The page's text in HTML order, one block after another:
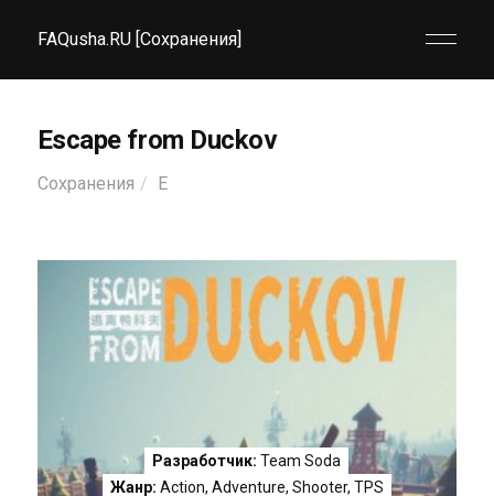
FAQusha.RU [Сохранения]
Escape from Duckov
Сохранения E
Разработчик: Team Soda
Жанр: Action, Adventure, Shooter, TPS